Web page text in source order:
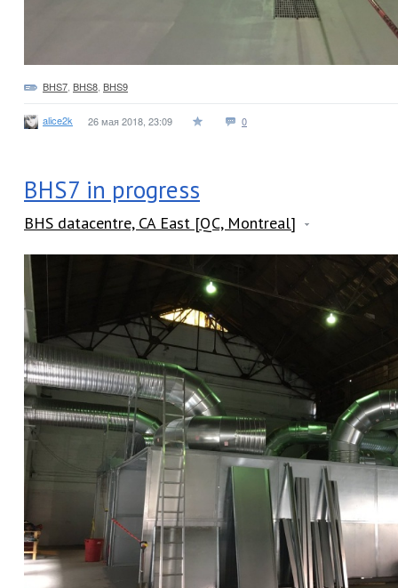
BHS7 BHS8 BHS9
alice2k 26 мая 2018, 23:09 0
BHS7 in progress
BHS datacentre, CA East [QC, Montreal]